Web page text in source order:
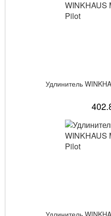
Удлинитель
Удлинитель